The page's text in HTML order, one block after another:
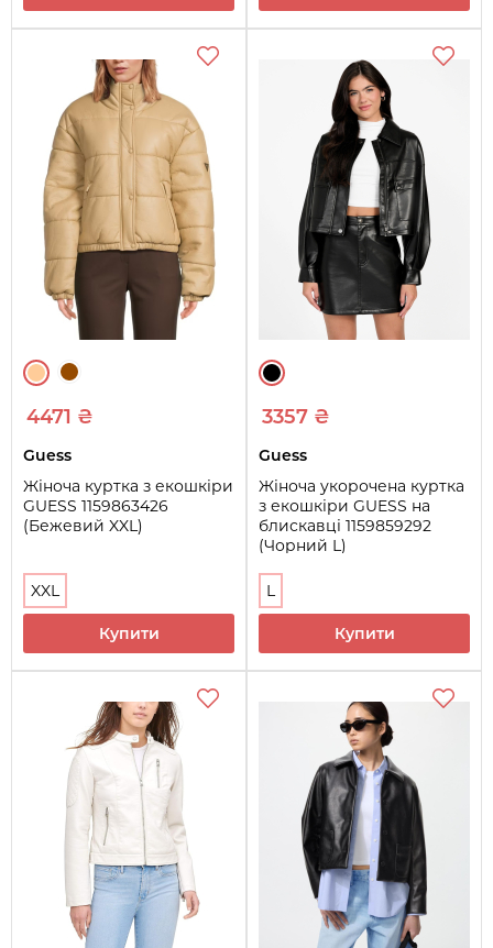
4471 ₴
Guess
Жіноча куртка з екошкіри
GUESS 1159863426
(Бежевий XXL)
XXL
Купити
3357 ₴
Guess
Жіноча укорочена куртка
з екошкіри GUESS на
блискавці 1159859292
(Чорний L)
L
Купити